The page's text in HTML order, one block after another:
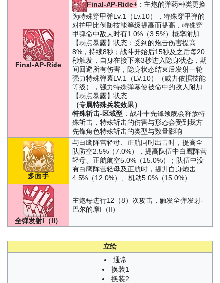
Final-AP-Ride
Final-AP-Ride+：主炮的弹药种类更换
为特殊穿甲弹Lv.1（Lv.10），特殊穿甲弹的
对护甲比例随技能等级提高而提高，特殊穿
甲弹命中敌人时有1.0%（3.5%）概率附加
【弱点暴露】状态：受到的炮击伤害提高
8%，持续8秒；战斗开始后15秒及之后每20
秒触发，自身在接下来3秒进入隐身状态，期
间回避所有伤害，隐身状态结束后发射一轮
强力特殊弹幕LV.1（LV.10）（威力依据技能
等级），强力特殊弹幕使被命中的敌人附加
【弱点暴露】状态
（专属特殊兵装效果）
特殊斩击-区域型 ：战斗中先锋领舰会释放特
殊斩击，特殊斩击的伤害与形态会受到我方
先锋角色特殊斩击的类型与数量影响
多面手
与白鹰阵营轻母、正航同时出击时，提高全
队防空2.5%（7.0%），提高队伍中白鹰阵营
轻母、正航航空5.0%（15.0%）；队伍中没
有白鹰阵营轻母及正航时，提升自身炮击
4.5%（12.0%）、机动5.0%（15.0%）
全弹发射I（II）
主炮每进行12（8）次攻击，触发全弹发射-
巴尔的摩I（II）
立绘
通常
换装1
换装2